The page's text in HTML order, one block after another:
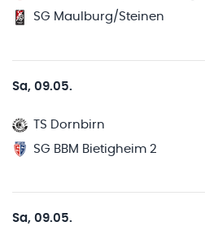
SG Maulburg/Steinen
Sa, 09.05.
TS Dornbirn
SG BBM Bietigheim 2
Sa, 09.05.